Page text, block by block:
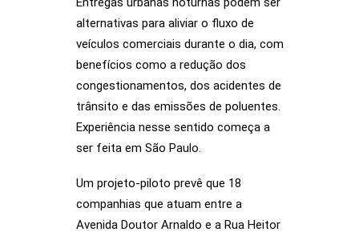
alternativas para aliviar o fluxo de
veículos comerciais durante o dia, com
benefícios como a redução dos
congestionamentos, dos acidentes de
trânsito e das emissões de poluentes.
Experiência nesse sentido começa a
ser feita em São Paulo.
Um projeto-piloto prevê que 18
companhias que atuam entre a
Avenida Doutor Arnaldo e a Rua Heitor